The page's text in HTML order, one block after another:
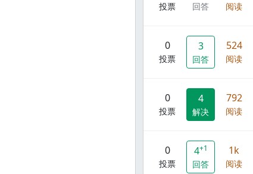
投票 回答 阅读
0
投票
3
回答
524
阅读
0
投票
4
解决
792
阅读
0
投票
4+1
回答
1k
阅读